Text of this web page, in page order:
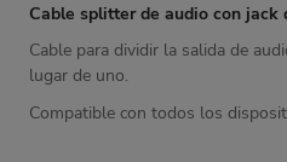
Cable splitter de audio con jack
Cable para dividir la salida de
lugar de uno.
Compatible con todos los